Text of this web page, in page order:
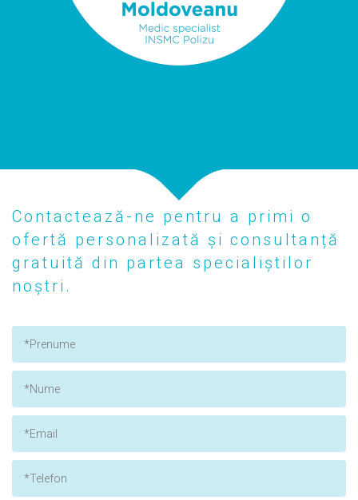
Contactează-ne pentru a primi o
ofertă personalizată și consultanță
gratuită din partea specialiștilor
noștri.